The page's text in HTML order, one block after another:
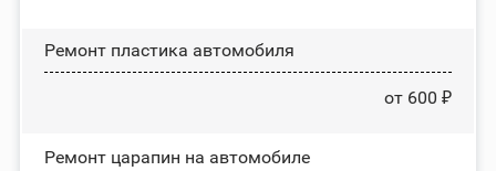
Ремонт пластика автомобиля
от 600 ₽
Ремонт царапин на автомобиле